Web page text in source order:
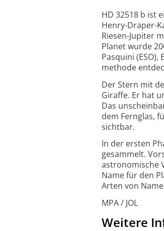
HD 32518 b ist
Henry-Draper-
Riesen-Jupiter
Planet wurde
Pasquini
methode
Der Stern mit
Giraffe. Er hat
Das
dem Fernglas,
sichtbar.
In der ersten
gesammelt.
astronomische
Name für den
Arten von
MPA / JOL
Weitere